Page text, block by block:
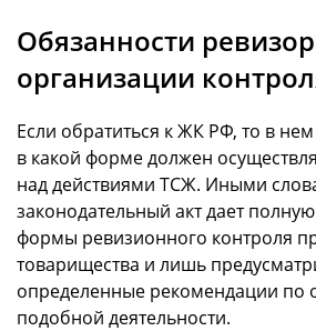
Обязанности
организации
Если обратиться к ЖК РФ, то в
в какой форме должен
над действиями ТСЖ. Иными
законодательный акт дает
формы ревизионного контроля
товарищества и лишь
определенные рекомендации по
подобной деятельности.